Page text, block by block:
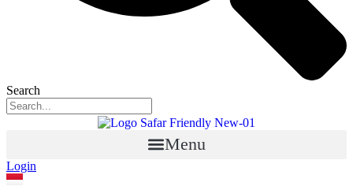
Search
Menu
Login